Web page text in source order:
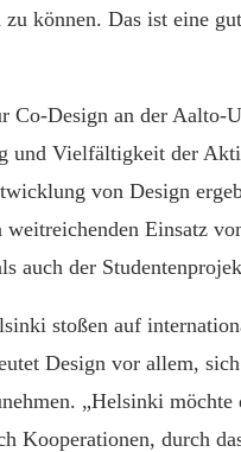
können. Das ist eine
Co-Design an der
Vielfältigkeit der
von Design
Einsatz
auch der
stoßen auf
Design vor allem,
„Helsinki
Kooperationen, durch